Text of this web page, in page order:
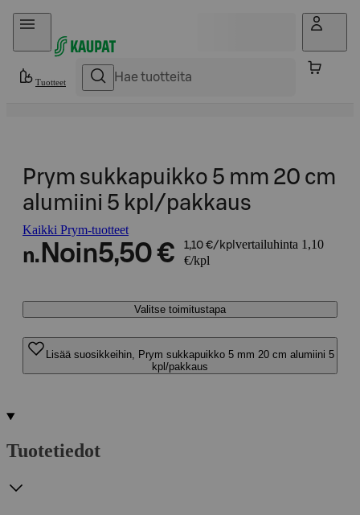
Hyppää sisältöön
Tuotteet
Prym sukkapuikko 5 mm 20 cm
alumiini 5 kpl/pakkaus
Kaikki Prym-tuotteet
n. Noin5,50 € 1,10 €/kpl vertailuhinta 1,10
€/kpl
Valitse toimitustapa
Lisää suosikkeihin, Prym sukkapuikko 5 mm 20 cm alumiini 5
kpl/pakkaus
Tuotetiedot